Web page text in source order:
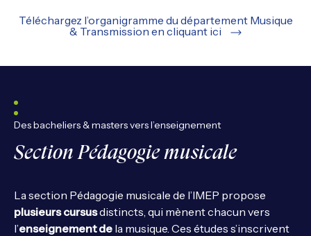
Téléchargez l’organigramme du département Musique
& Transmission en cliquant ici
Des bacheliers & masters vers l’enseignement
Section Pédagogie musicale
La section Pédagogie musicale de l’IMEP propose
plusieurs cursusdistincts, qui mènent chacun vers
l’enseignement de la musique. Ces études s’inscrivent